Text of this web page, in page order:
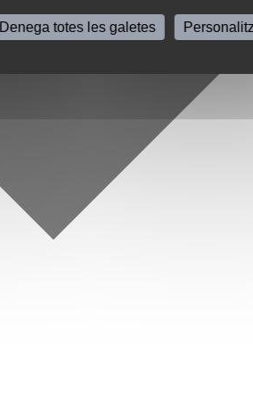
Denega totes les galetes